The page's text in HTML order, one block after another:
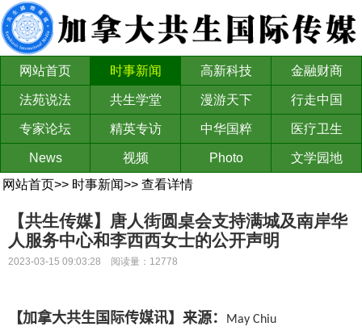
网站首页 时事新闻 高新科技 金融财商
法苑说法 共生学堂 漫游天下 行走中国
专家论坛 精英专访 中华国粹 医疗卫生
News 视频 Photo
文学园地
网站首页>> 时事新闻>> 查看详情
【共生传媒】唐人街圆桌会支持满城及南岸华
人服务中心和李西西女士的公开声明
2023-03-15 09:03:28 阅读量：12778
【加拿大共生国际传媒讯】来源： May Chiu